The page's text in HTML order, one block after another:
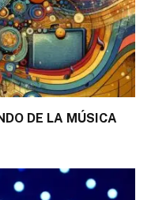
DE LA MÚSICA